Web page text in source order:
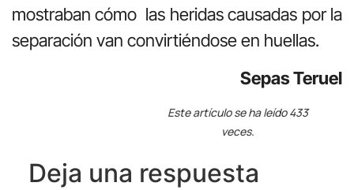
mostraban cómo las heridas causadas por la
separación van convirtiéndose en huellas.
Sepas Teruel
Este artículo se ha leído 433
veces.
Deja una respuesta